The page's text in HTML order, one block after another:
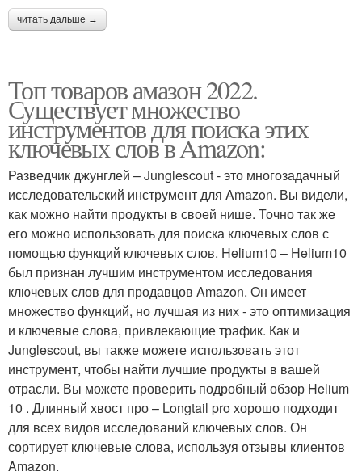
читать дальше →
Топ товаров амазон 2022.
Существует множество
инструментов для поиска этих
ключевых слов в Amazon:
Разведчик джунглей – Junglescout - это многозадачный
исследовательский инструмент для Amazon. Вы видели,
как можно найти продукты в своей нише. Точно так же
его можно использовать для поиска ключевых слов с
помощью функций ключевых слов. Helium10 – Helium10
был признан лучшим инструментом исследования
ключевых слов для продавцов Amazon. Он имеет
множество функций, но лучшая из них - это оптимизация
и ключевые слова, привлекающие трафик. Как и
Junglescout, вы также можете использовать этот
инструмент, чтобы найти лучшие продукты в вашей
отрасли. Вы можете проверить подробный обзор Helium
10 . Длинный хвост про – Longtail pro хорошо подходит
для всех видов исследований ключевых слов. Он
сортирует ключевые слова, используя отзывы клиентов
Amazon.